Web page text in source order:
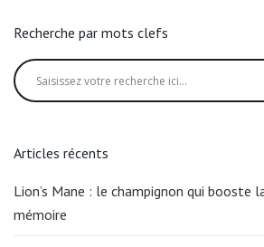
Recherche par mots clefs
Articles récents
Lion’s Mane : le champignon qui
mémoire